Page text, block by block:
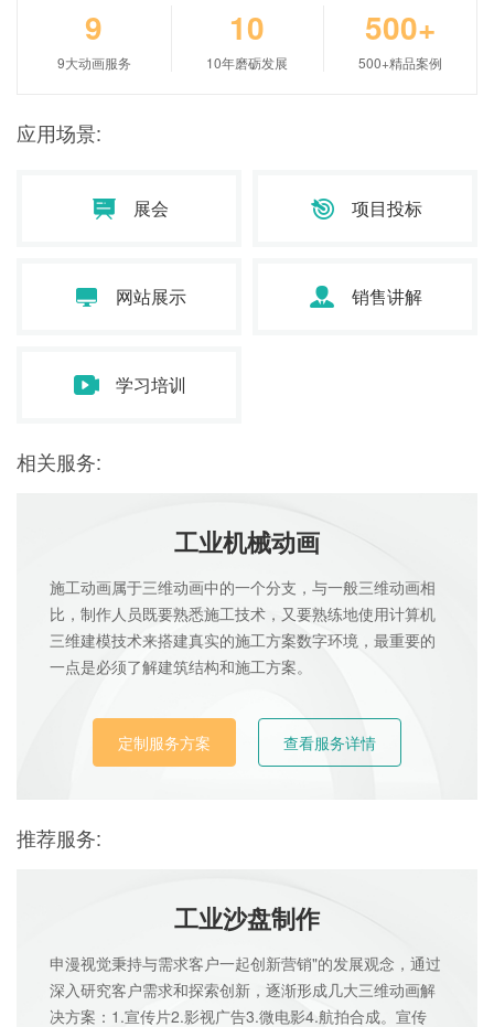
9
9大动画服务
10
10年磨砺发展
500+
500+精品案例
应用场景:
展会 项目投标
网站展示 销售讲解
学习培训
相关服务:
工业机械动画
施工动画属于三维动画中的一个分支，与一般三维动画相
比，制作人员既要熟悉施工技术，又要熟练地使用计算机
三维建模技术来搭建真实的施工方案数字环境，最重要的
一点是必须了解建筑结构和施工方案。
定制服务方案 查看服务详情
推荐服务:
工业沙盘制作
申漫视觉秉持与需求客户一起创新营销"的发展观念，通过
深入研究客户需求和探索创新，逐渐形成几大三维动画解
决方案：1.宣传片2.影视广告3.微电影4.航拍合成。宣传